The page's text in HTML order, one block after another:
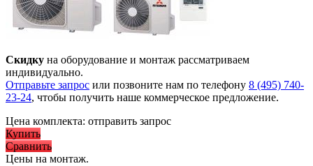
Скидку на оборудование и монтаж рассматриваем
индивидуально.
Отправьте запрос или позвоните нам по телефону 8 (495) 740-
23-24, чтобы получить наше коммерческое предложение.
Цена комплекта: отправить запрос
Купить
Сравнить
Цены на монтаж.